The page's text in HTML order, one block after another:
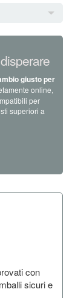
giusto per
online,
per
superiori a
con
sicuri e